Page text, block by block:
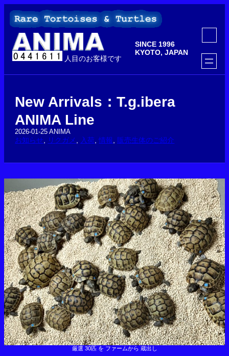
を
人目のお客様です
SINCE 1996
KYOTO, JAPAN
ア
コ
ン
リ
ン
ク
New Arrivals：T.g.ibera
ANIMA Line
2026-01-25 ANIMA
お知らせ リクガメ 入荷 , 情報 販売生体のご紹介
厳選 30匹 を ファームから 蔵出し